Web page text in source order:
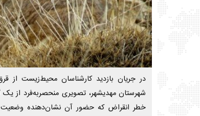
در جریان بازدید کارشناسان محیط‌زیست از
شهرستان مهدیشهر، تصویری منحصربه‌فرد از یک
خطر انقراض که حضور آن نشان‌دهنده